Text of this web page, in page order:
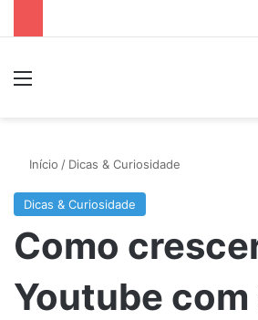
Menu
Início / Dicas & Curiosidade
Dicas & Curiosidade
Como
Youtube com